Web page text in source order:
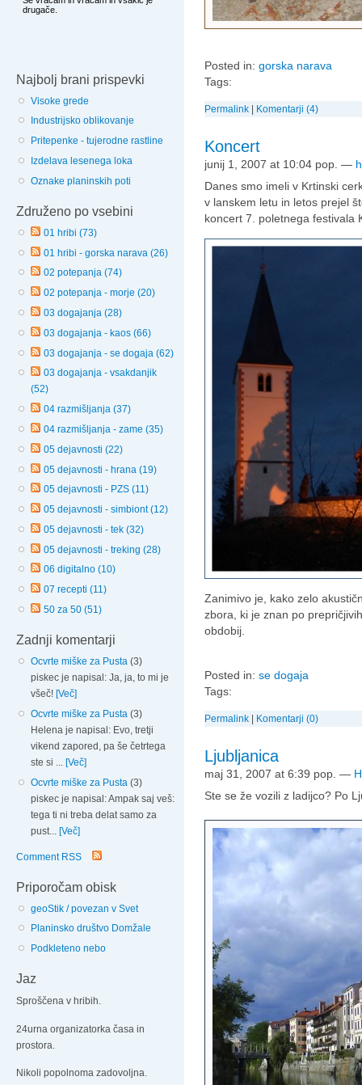
Najbolj brani prispevki
Visoke grede
Industrijsko oblikovanje
Pritepenke - tujerodne rastline
Izdelava lesenega loka
Oznake planinskih poti
Združeno po vsebini
01 hribi (73)
01 hribi - gorska narava (26)
02 potepanja (74)
02 potepanja - morje (20)
03 dogajanja (28)
03 dogajanja - kaos (66)
03 dogajanja - se dogaja (62)
03 dogajanja - vsakdanjik
(52)
04 razmišljanja (37)
04 razmišljanja - zame (35)
05 dejavnosti (22)
05 dejavnosti - hrana (19)
05 dejavnosti - PZS (11)
05 dejavnosti - simbiont (12)
05 dejavnosti - tek (32)
05 dejavnosti - treking (28)
06 digitalno (10)
07 recepti (11)
50 za 50 (51)
Zadnji komentarji
Ocvrte miške za Pusta (3)
piskec je napisal: Ja, ja, to mi je
všeč! [Več]
Ocvrte miške za Pusta (3)
Helena je napisal: Evo, tretji
vikend zapored, pa še četrtega
ste si ... [Več]
Ocvrte miške za Pusta (3)
piskec je napisal: Ampak saj veš:
tega ti ni treba delat samo za
pust... [Več]
Comment RSS
Priporočam obisk
geoStik / povezan v Svet
Planinsko društvo Domžale
Podkleteno nebo
Jaz
Sproščena v hribih.
24urna organizatorka časa in
prostora.
Nikoli popolnoma zadovoljna.
Posted in: gorska narava
Tags:
Permalink Komentarji (4)
Koncert
junij 1, 2007 at 10:04 pop. —
Danes smo imeli v Krtinski
v lanskem letu in letos prejel
koncert 7. poletnega festivala
Zanimivo je, kako zelo
zbora, ki je znan po
obdobij.
Posted in: se dogaja
Tags:
Permalink | Komentarji (0)
Ljubljanica
maj 31, 2007 at 6:39 pop. —
Ste se že vozili z ladijco? Po